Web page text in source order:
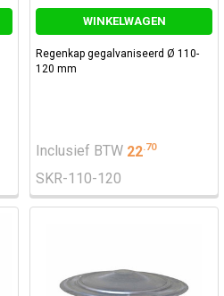
WINKELWAGEN
Regenkap gegalvaniseerd Ø 110-
120 mm
Inclusief BTW 22.70
SKR-110-120